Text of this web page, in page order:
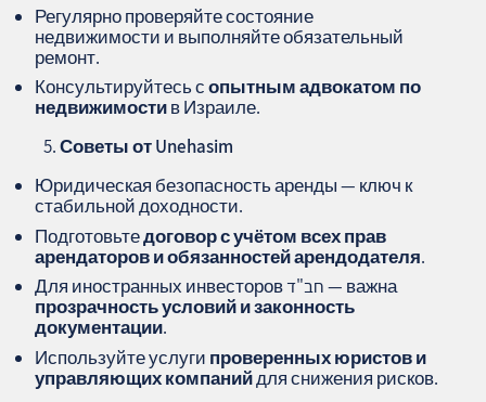
Регулярно проверяйте состояние
недвижимости и выполняйте обязательный
ремонт.
Консультируйтесь сопытным адвокатом по
недвижимостив Израиле.
Советы от Unehasim
Юридическая безопасность аренды — ключ к
стабильной доходности.
Подготовьтедоговор с учётом всех прав
арендаторов и обязанностей арендодателя.
Для иностранных инвесторов חב"ד — важна
прозрачность условий и законность
документации.
Используйте услуги проверенных юристов и
управляющих компанийдля снижения рисков.